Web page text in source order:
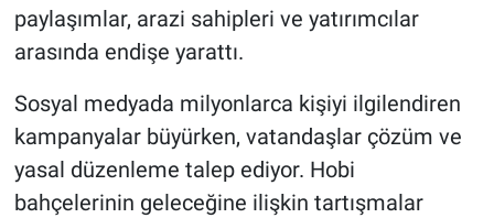
paylaşımlar, arazi sahipleri ve yatırımcılar
arasında endişe yarattı.
Sosyal medyada milyonlarca kişiyi ilgilendiren
kampanyalar büyürken, vatandaşlar çözüm ve
yasal düzenleme talep ediyor. Hobi
bahçelerinin geleceğine ilişkin tartışmalar